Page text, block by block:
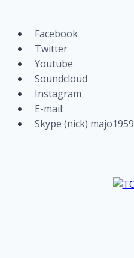
Facebook
Twitter
Youtube
Soundcloud
Instagram
E-mail:
Skype (nick) majo1959